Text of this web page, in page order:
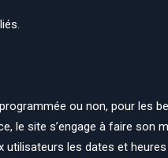
ou non, pour les
le site s’engage à faire son
les dates et heures